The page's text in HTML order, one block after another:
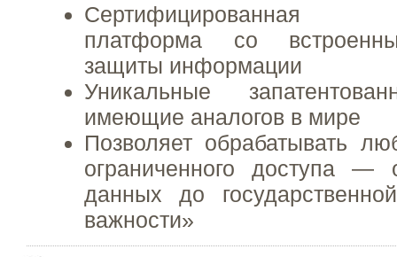
Сертифицированная
платформа со
защиты информации
Уникальные
имеющие аналогов в мире
Позволяет обрабатывать
ограниченного доступа —
данных до
важности»